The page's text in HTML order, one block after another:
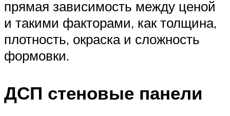
прямая зависимость между ценой
и такими факторами, как толщина,
плотность, окраска и сложность
формовки.
ДСП стеновые панели